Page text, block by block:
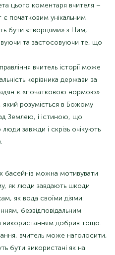
цього коментаря вчителя –
початковим унікальним
бути «творцями» з Ним,
та застосовуючи те, що
вчитель історії може
керівника держави за
є «початковою нормою»
розуміється в Божому
Землею, і істиною, що
завжди і скрізь очікують
басейнів можна мотивувати
як люди завдають шкоди
як вода своїми діями:
безвідповідальним
використанням добрив тощо.
вчитель може наголосити,
бути використані як на